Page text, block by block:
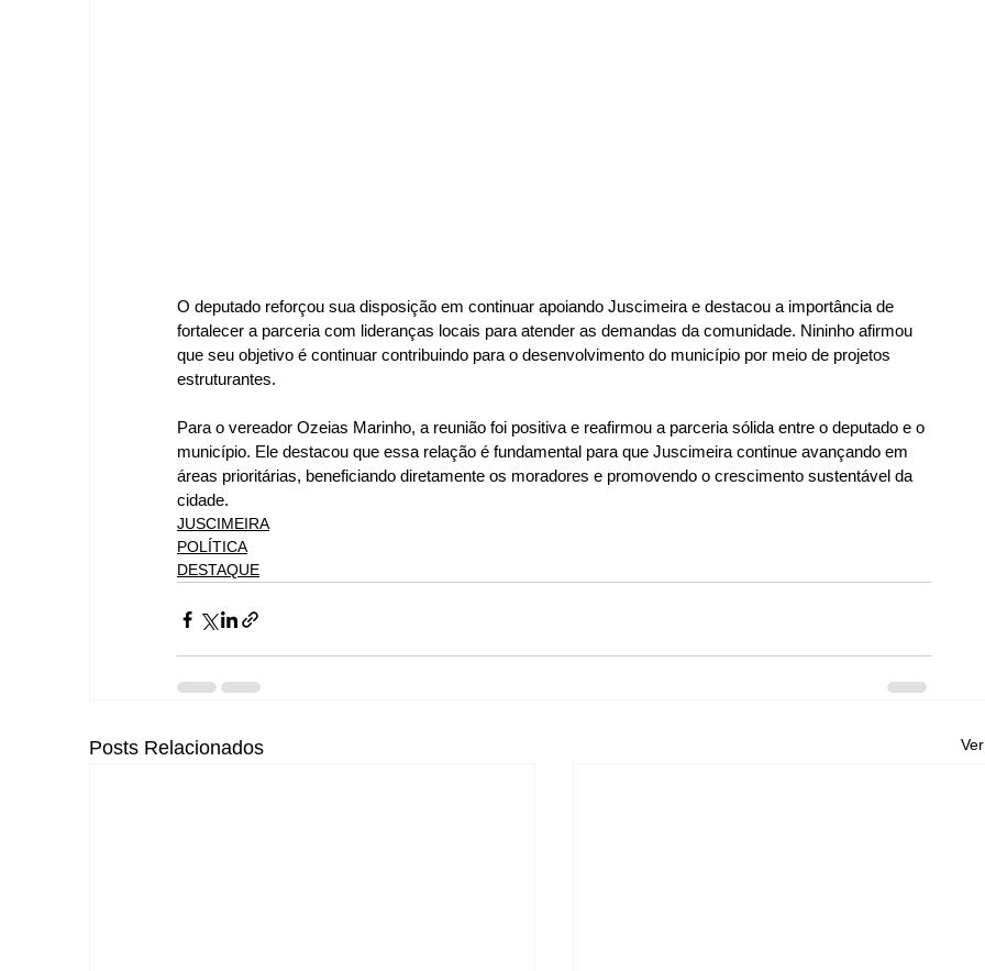
O deputado reforçou sua disposição em continuar apoiando Juscimeira e destacou a importância de
fortalecer a parceria com lideranças locais para atender as demandas da comunidade. Nininho afirmou
que seu objetivo é continuar contribuindo para o desenvolvimento do município por meio de projetos
estruturantes.
Para o vereador Ozeias Marinho, a reunião foi positiva e reafirmou a parceria sólida entre o deputado e o
município. Ele destacou que essa relação é fundamental para que Juscimeira continue avançando em
áreas prioritárias, beneficiando diretamente os moradores e promovendo o crescimento sustentável da
cidade.
JUSCIMEIRA
POLÍTICA
DESTAQUE
Posts Relacionados